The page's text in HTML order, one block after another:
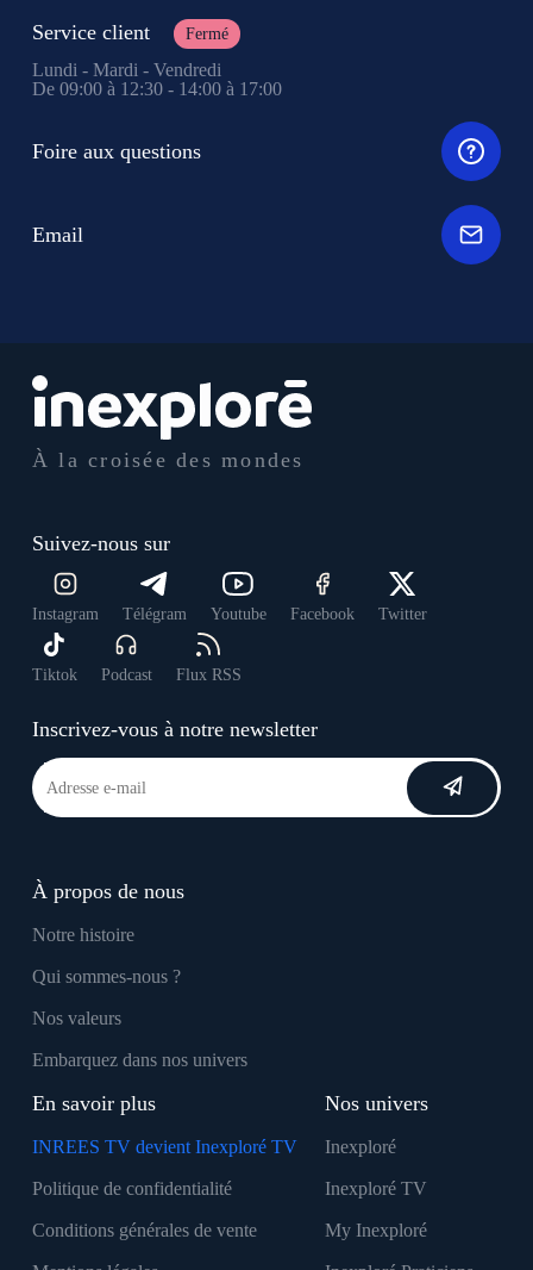
À la croisée des mondes
Suivez-nous sur
Instagram Télégram Youtube Facebook Twitter
Tiktok Podcast Flux RSS
Inscrivez-vous à notre newsletter
À propos de nous
Notre histoire
Qui sommes-nous ?
Nos valeurs
Embarquez dans nos univers
En savoir plus
INREES TV devient Inexploré TV
Politique de confidentialité
Conditions générales de vente
Nos univers
Inexploré
Inexploré TV
My Inexploré
Service client Fermé
Lundi - Mardi - Vendredi
De 09:00 à 12:30 - 14:00 à 17:00
Foire aux questions
Email